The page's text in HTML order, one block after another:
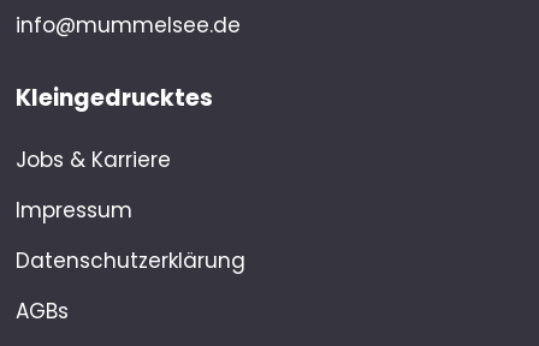
info@mummelsee.de
Kleingedrucktes
Jobs & Karriere
Impressum
Datenschutzerklärung
AGBs